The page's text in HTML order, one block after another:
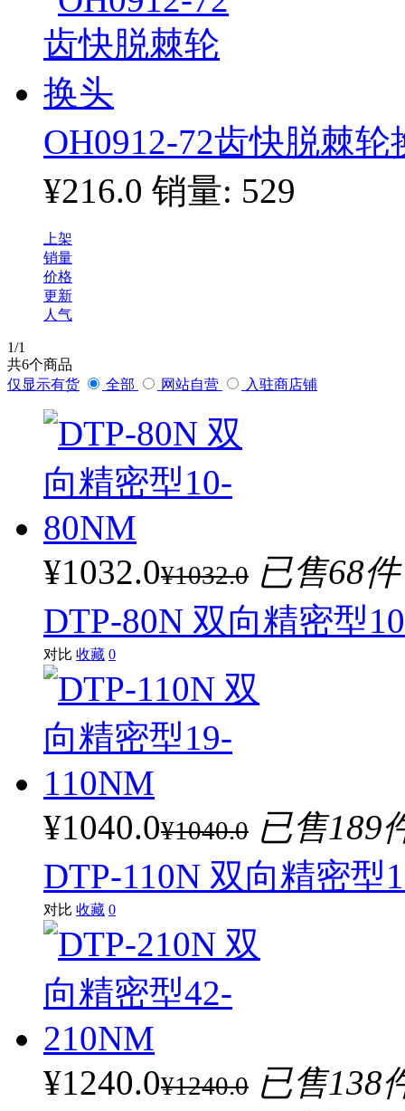
OH0912-72齿快脱棘轮
¥216.0 销量: 529
上架
销量
价格
更新
人气
1/1
共6个商品
仅显示有货
全部 网站自营 入驻商店铺
¥1032.0¥1032.0 已售68件
DTP-80N 双向精密型
对比 收藏 0
¥1040.0¥1040.0 已售189
DTP-110N 双向精密型
对比 收藏 0
¥1240.0¥1240.0 已售138